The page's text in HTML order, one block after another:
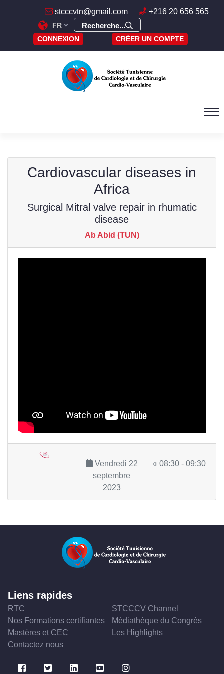
stcccvtn@gmail.com +216 20 656 565
FR Recherche...
CONNEXION CRÉER UN COMPTE
Cardiovascular diseases in
Africa
Surgical Mitral valve repair in rhumatic
disease
Ab Abid (TUN)
Vendredi 22
septembre
2023
08:30 - 09:30
Liens rapides
RTC
STCCCV Channel
Nos Formations certifiantes
Médiathèque du Congrès
Mastères et CEC
Les Highlights
Contactez nous